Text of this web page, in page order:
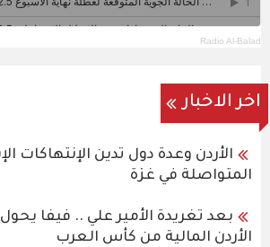
Radio Al-Balad
اخر الاخبار
الأردن وعدة دول تدين الإنتهاكات
المتواصلة في غزة
بعد تغريدة الأمير علي .. فيفا
الأردن المالية من كأس العرب